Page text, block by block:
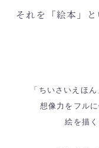
それを「絵本」と
「ちいさいえほ
想像力をフル
絵を描